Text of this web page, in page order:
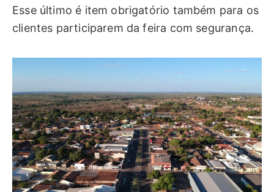
Esse último é item obrigatório também para os
clientes participarem da feira com segurança.